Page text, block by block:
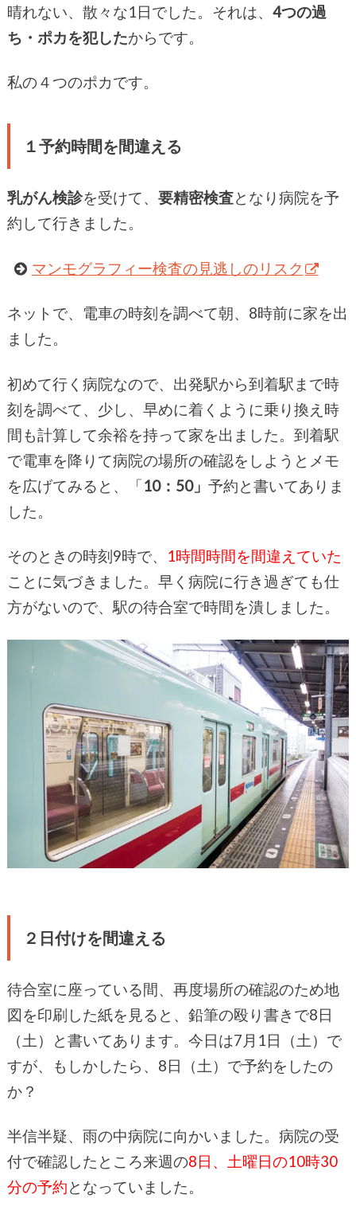
晴れない、散々な1日でした。それは、 4つの過
ち・ポカを犯したからです。
私の４つのポカです。
１予約時間を間違える
乳がん検診を受けて、 要精密検査となり病院を予
約して行きました。
マンモグラフィー検査の見逃しのリスク
ネットで、電車の時刻を調べて朝、8時前に家を出
ました。
初めて行く病院なので、出発駅から到着駅まで時
刻を調べて、少し、早めに着くように乗り換え時
間も計算して余裕を持って家を出ました。到着駅
で電車を降りて病院の場所の確認をしようとメモ
を広げてみると、「10：50」 予約と書いてありま
した。
そのときの時刻9時で、 1時間時間を間違えていた
ことに気づきました。早く病院に行き過ぎても仕
方がないので、駅の待合室で時間を潰しました。
２日付けを間違える
待合室に座っている間、再度場所の確認のため地
図を印刷した紙を見ると、鉛筆の殴り書きで8日
（土）と書いてあります。今日は7月1日（土）で
すが、もしかしたら、8日（土）で予約をしたの
か？
半信半疑、雨の中病院に向かいました。病院の受
付で確認したところ来週の8日、土曜日の10時30
分の予約となっていました。